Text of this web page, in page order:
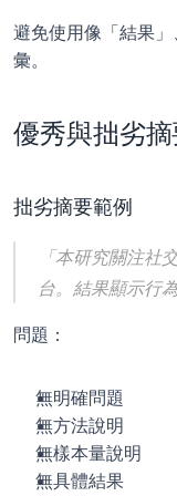
避免使用像「結果
彙。
優秀與拙劣
拙劣摘要範例
「本研究關注社
台。結果顯示行
問題：
無明確問題
無方法說明
無樣本量說明
無具體結果